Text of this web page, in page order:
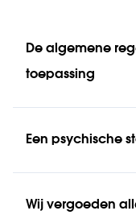
De algemene
toepassing
Een psychische
Wij vergoeden